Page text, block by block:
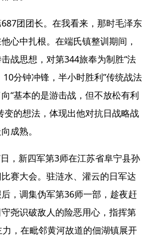
团团长。在我看来，那时毛泽东
心中扎根。在端氏镇整训期间，
战思想，对第344旅奉为制胜“法
10分钟冲锋，半小时胜利”传统战法
“基本的是游击战，但不放松有利
变的想法，体现出他对抗日战略战
成熟。
，新四军第3师在江苏省阜宁县孙
赛大会。驻涟水、灌云的日军达
，调集伪军第36师一部，趁夜赶
尧识破敌人的险恶用心，指挥第
，在毗邻黄河故道的佃湖镇展开